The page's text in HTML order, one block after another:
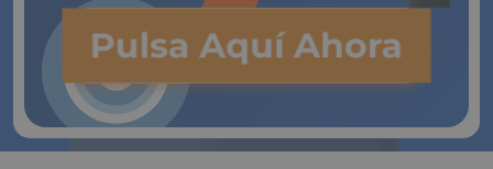
Pulsa Aquí Ahora